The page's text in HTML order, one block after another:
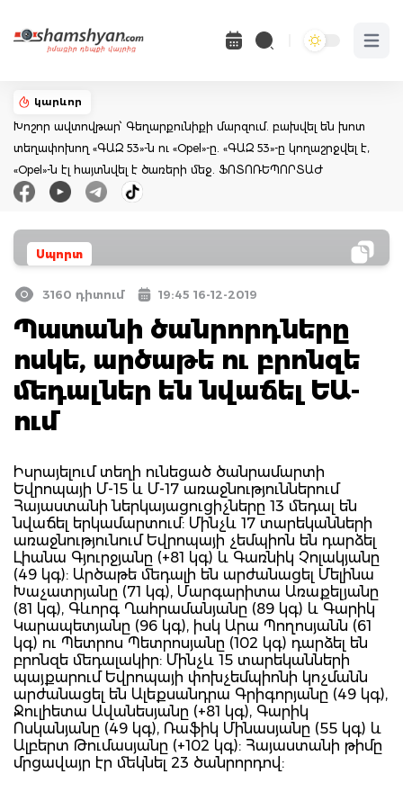
Open
կարևոր
Խոշոր ավտովթար՝ Գեղարքունիքի մարզում. բախվել են խոտ
տեղափոխող «ԳԱԶ 53»-ն ու «Opel»-ը. «ԳԱԶ 53»-ը կողաշրջվել է,
«Opel»-ն էլ հայտնվել է ծառերի մեջ. ՖՈՏՈՌԵՊՈՐՏԱԺ
Սպորտ
3160 դիտում 19:45 16-12-2019
Պատանի ծանրորդները
ոսկե, արծաթե ու բրոնզե
մեդալներ են նվաճել ԵԱ-
ում
Իսրայելում տեղի ունեցած ծանրամարտի
Եվրոպայի Մ-15 և Մ-17 առաջնություններում
Հայաստանի ներկայացուցիչները 13 մեդալ են
նվաճել երկամարտում: Մինչև 17 տարեկանների
առաջնությունում Եվրոպայի չեմպիոն են դարձել
Լիանա Գյուրջյանը (+81 կգ) և Գառնիկ Չոլակյանը
(49 կգ): Արծաթե մեդալի են արժանացել Մելինա
Խաչատրյանը (71 կգ), Մարգարիտա Առաքելյանը
(81 կգ), Գևորգ Ղահրամանյանը (89 կգ) և Գարիկ
Կարապետյանը (96 կգ), իսկ Արա Պողոսյանն (61
կգ) ու Պետրոս Պետրոսյանը (102 կգ) դարձել են
բրոնզե մեդալակիր: Մինչև 15 տարեկանների
պայքարում Եվրոպայի փոխչեմպիոնի կոչմանն
արժանացել են Ալեքսանդրա Գրիգորյանը (49 կգ),
Ջուլիետա Ավանեսյանը (+81 կգ), Գարիկ
Ոսկանյանը (49 կգ), Ռաֆիկ Մինասյանը (55 կգ) և
Ալբերտ Թումասյանը (+102 կգ): Հայաստանի թիմը
մրցավայր էր մեկնել 23 ծանրորդով: